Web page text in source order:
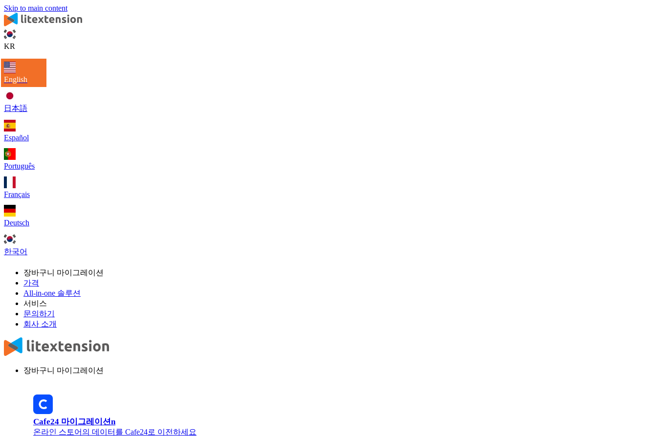
Skip to main content
KR
English
日本語
Español
Português
Français
Deutsch
한국어
장바구니 마이그레이션
가격
All-in-one 솔루션
서비스
문의하기
회사 소개
장바구니 마이그레이션
Cafe24 마이그레이션n
온라인 스토어의 데이터를 Cafe24로 이전하세요